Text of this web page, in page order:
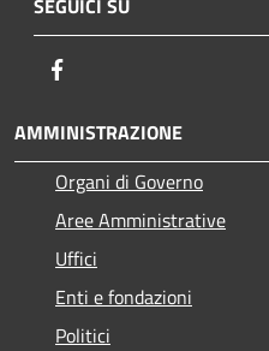
AMMINISTRAZIONE
Organi di Governo
Aree Amministrative
Uffici
Enti e fondazioni
Politici